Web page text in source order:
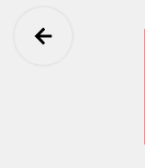
Ga terug